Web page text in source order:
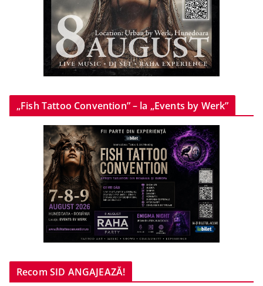
„Fish Tattoo Convention” – la „Events by Werk”
Recom SID ANGAJEAZĂ!